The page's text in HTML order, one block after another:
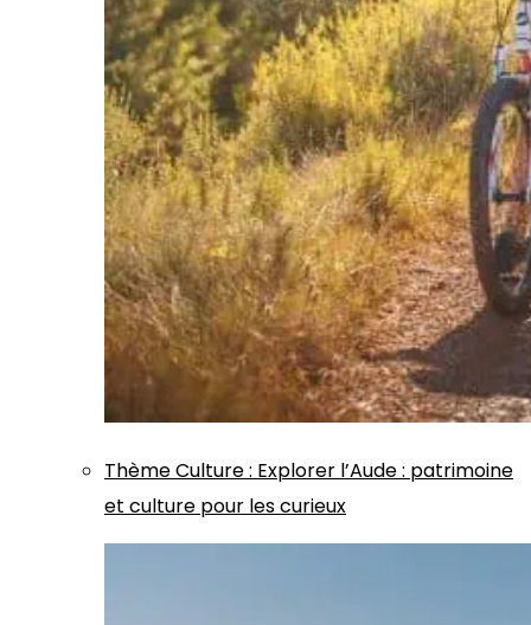
ThèmeCulture: Explorer l’Aude : patrimoine
et culture pour les curieux